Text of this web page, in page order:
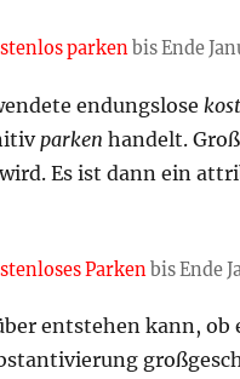
parken bis Ende
endungslose
parken handelt.
Es ist dann ein
Parken bis Ende
entstehen kann,